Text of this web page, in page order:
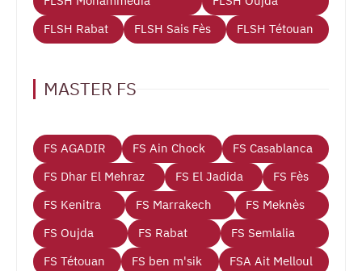
FLSH Rabat
FLSH Sais Fès FLSH Tétouan
MASTER FS
FS AGADIR FS Ain Chock
FS Casablanca
FS Dhar El Mehraz
FS El Jadida
FS Fès
FS Kenitra
FS Marrakech
FS Meknès
FS Oujda
FS Rabat
FS Semlalia
FS Tétouan
FS ben m'sik FSA Ait Melloul